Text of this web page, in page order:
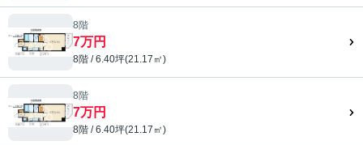
8階
7万円
8階 / 6.40坪(21.17㎡)
8階
7万円
8階 / 6.40坪(21.17㎡)